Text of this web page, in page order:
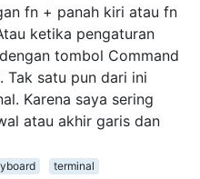
fn + panah kiri atau fn
ketika pengaturan
tombol Command
Tak satu pun dari ini
Karena saya sering
atau akhir garis dan
terminal